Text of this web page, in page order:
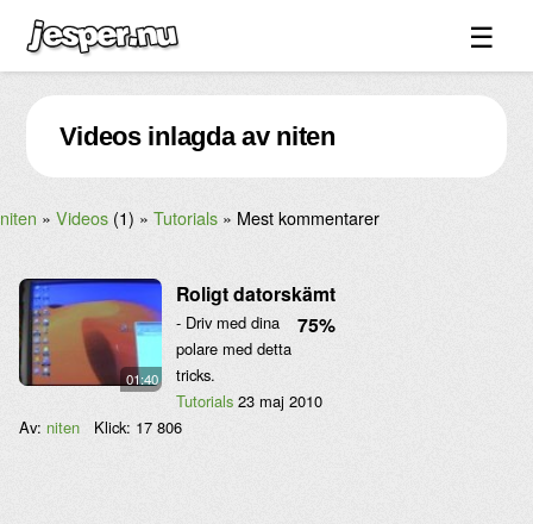
☰
Spel ↓
Bilder ↓
Forum ↓
Länkar
Videos
Blandat ↓
Om sidan ↓
Videos inlagda av niten
niten Videos (1) Tutorials Mest kommentarer
01:40
Roligt datorskämt
75%
- Driv med dina
polare med detta
tricks.
Tutorials 23 maj 2010
Av: niten Klick: 17 806